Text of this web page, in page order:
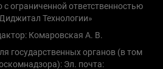
ограниченной ответственностью
Технологии»
Комаровская А. В.
государственных органов (в том
Эл. почта: